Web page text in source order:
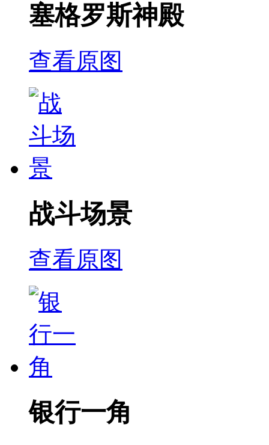
塞格罗斯神殿
查看原图
战斗场景
查看原图
银行一角